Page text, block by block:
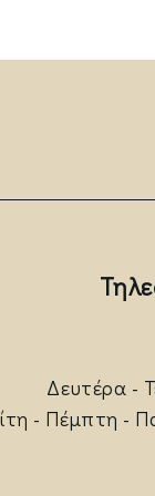
Δευτέρα -
- Πέμπτη -